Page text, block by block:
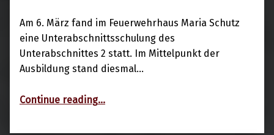
Am 6. März fand im Feuerwehrhaus Maria Schutz
eine Unterabschnittsschulung des
Unterabschnittes 2 statt. Im Mittelpunkt der
Ausbildung stand diesmal…
Continue reading“Unterabschnittsschulung des UA 2 in Maria Schutz – Schwerpunkt Feuerwehrmedizinischer Dienst”
…